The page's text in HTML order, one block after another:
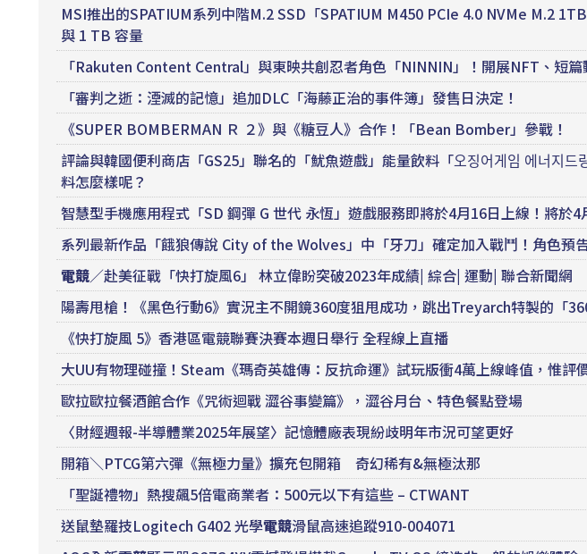
MSI推出的SPATIUM系列中階M.2 SSD「SPATIUM M450 PCIe 4.0 NVMe M.2
與 1 TB 容量
「Rakuten Content Central」與東映共創忍者角色「NINNIN」！開展NFT、短篇
「審判之逝：湮滅的記憶」追加DLC「海藤正治的事件簿」發售日決定！
《SUPER BOMBERMAN Ｒ ２》與《糖豆人》合作！「Bean Bomber」參戰！
評論與韓國便利商店「GS25」聯名的「魷魚遊戲」能量飲料「오징어게임 에너지
料怎麼樣呢？
智慧型手機應用程式「SD 鋼彈 G 世代 永恆」遊戲服務即將於4月16日上線！將於
系列最新作品「餓狼傳說 City of the Wolves」中「牙刀」確定加入戰鬥！角色預
電競／赴美征戰「快打旋風6」 林立偉盼突破2023年成績| 綜合| 運動| 聯合新聞網
陽壽甩槍！《黑色行動6》實況主不開鏡360度狙甩成功，跳出Treyarch特製的「
《快打旋風 5》香港區電競聯賽決賽本週日舉行 全程線上直播
大UU有物理碰撞！Steam《瑪奇英雄傳：反抗命運》試玩版衝4萬上線峰值，惟評
歐拉歐拉餐酒館合作《咒術迴戰 澀谷事變篇》，澀谷月台、特色餐點登場
〈財經週報-半導體業2025年展望〉記憶體廠表現紛歧明年市況可望更好
開箱＼PTCG第六彈《無極力量》擴充包開箱 奇幻稀有&無極汰那
「聖誕禮物」熱搜飆5倍電商業者：500元以下有這些 – CTWANT
送鼠墊羅技Logitech G402 光學電競滑鼠高速追蹤910-004071